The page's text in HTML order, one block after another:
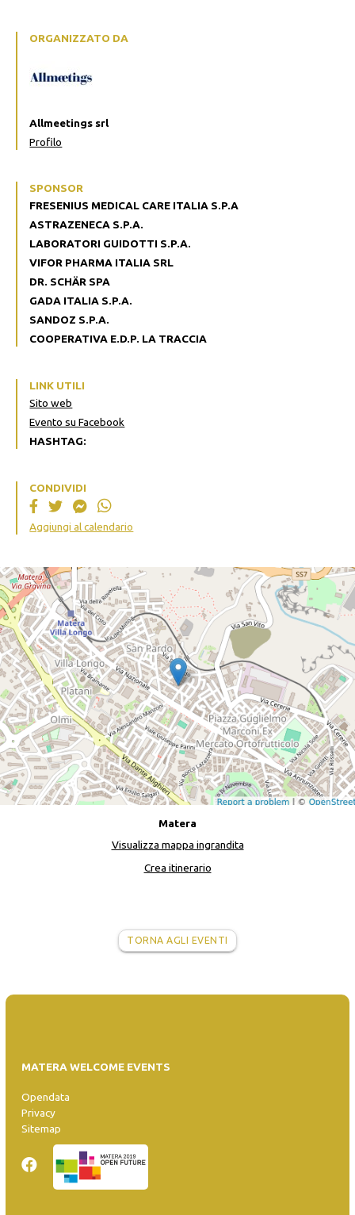
ORGANIZZATO DA
Allmeetings srl
Profilo
SPONSOR
FRESENIUS MEDICAL CARE ITALIA S.P.A
ASTRAZENECA S.P.A.
LABORATORI GUIDOTTI S.P.A.
VIFOR PHARMA ITALIA SRL
DR. SCHÄR SPA
GADA ITALIA S.P.A.
SANDOZ S.P.A.
COOPERATIVA E.D.P. LA TRACCIA
LINK UTILI
Sito web
Evento su Facebook
HASHTAG:
CONDIVIDI
Aggiungi al calendario
Matera
Visualizza mappa ingrandita
Crea itinerario
TORNA AGLI EVENTI
MATERA WELCOME EVENTS
Opendata
Privacy
Sitemap